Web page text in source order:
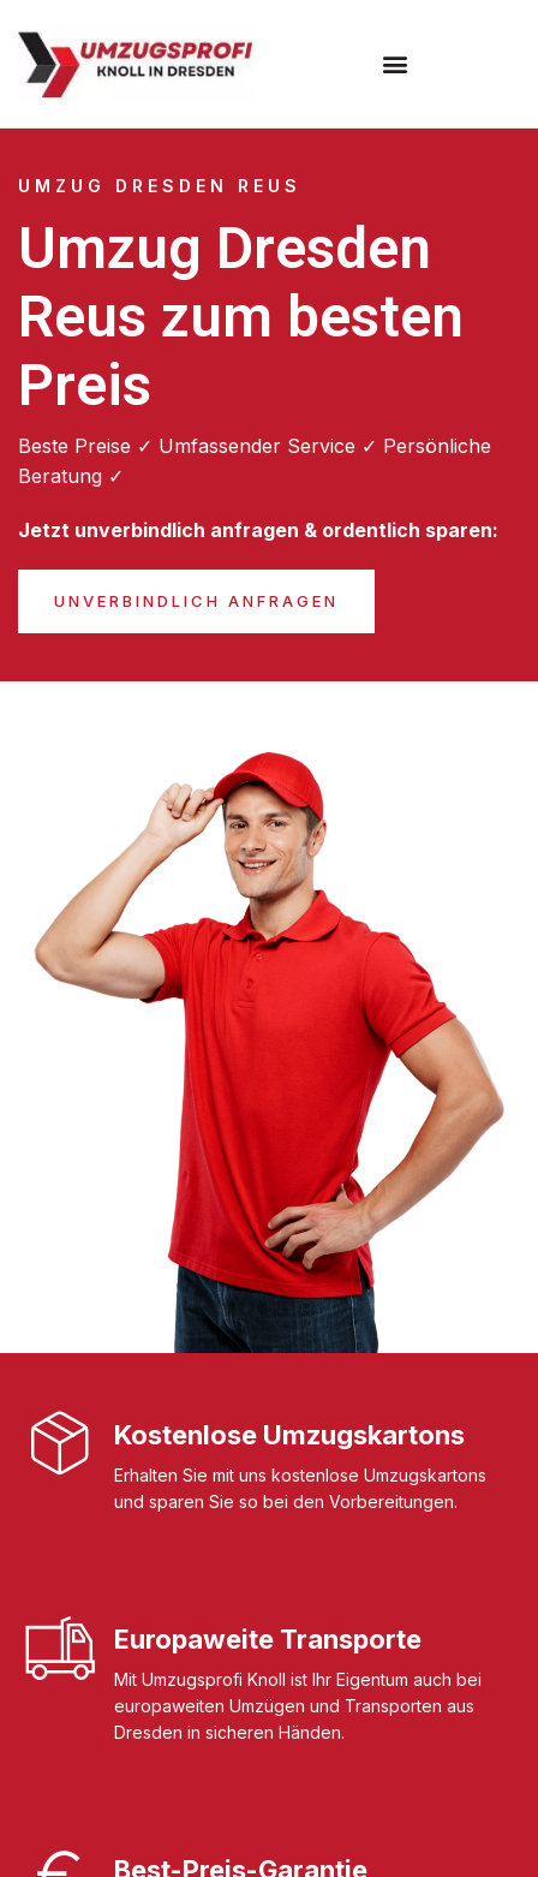
UMZUG DRESDEN REUS
Umzug Dresden
Reus zum besten
Preis
Beste Preise ✓ Umfassender Service ✓ Persönliche
Beratung ✓
Jetzt unverbindlich anfragen & ordentlich sparen:
UNVERBINDLICH ANFRAGEN
Kostenlose Umzugskartons
Erhalten Sie mit uns kostenlose Umzugskartons
und sparen Sie so bei den Vorbereitungen.
Europaweite Transporte
Mit Umzugsprofi Knoll ist Ihr Eigentum auch bei
europaweiten Umzügen und Transporten aus
Dresden in sicheren Händen.
Best-Preis-Garantie